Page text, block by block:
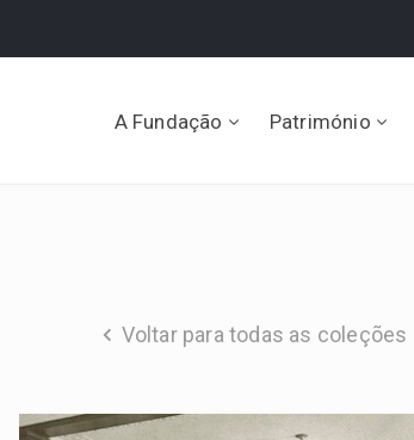
A Fundação Património
Voltar para todas as coleções